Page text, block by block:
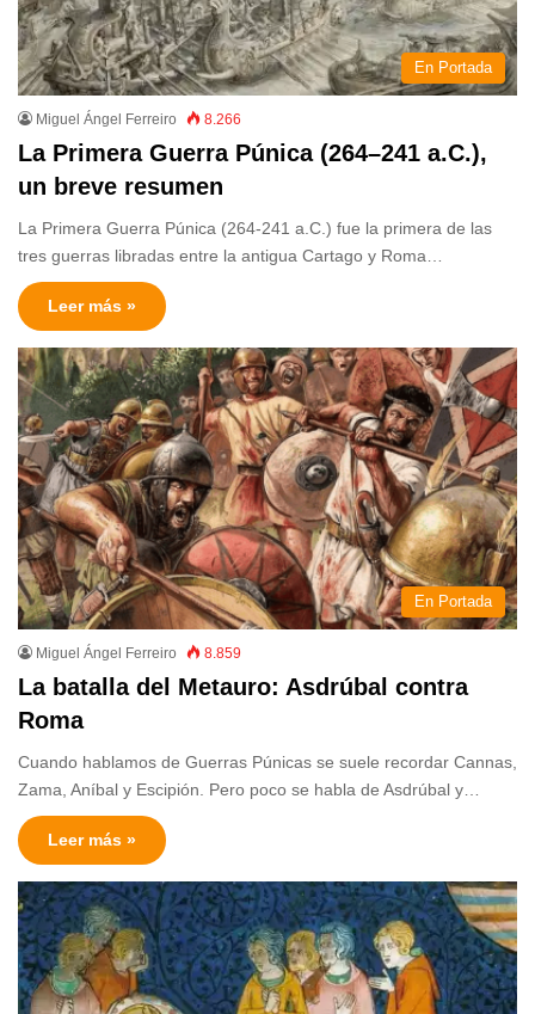
En Portada
Miguel Ángel Ferreiro 8.266
La Primera Guerra Púnica (264–241 a.C.),
un breve resumen
La Primera Guerra Púnica (264-241 a.C.) fue la primera de las
tres guerras libradas entre la antigua Cartago y Roma…
Leer más »
En Portada
Miguel Ángel Ferreiro 8.859
La batalla del Metauro: Asdrúbal contra
Roma
Cuando hablamos de Guerras Púnicas se suele recordar Cannas,
Zama, Aníbal y Escipión. Pero poco se habla de Asdrúbal y…
Leer más »